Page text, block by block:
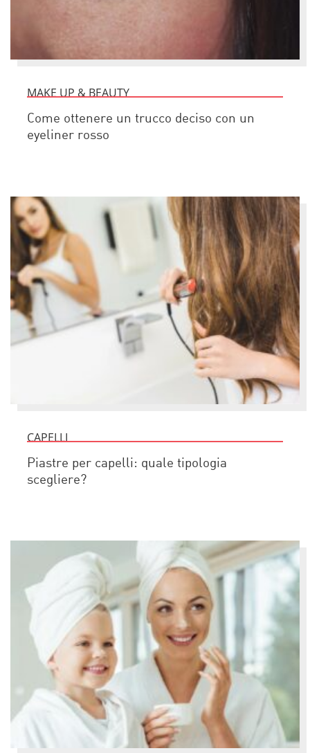
MAKE UP & BEAUTY
Come ottenere un trucco deciso con un
eyeliner rosso
CAPELLI
Piastre per capelli: quale tipologia
scegliere?